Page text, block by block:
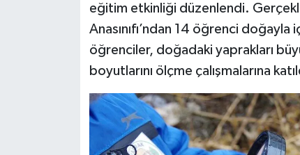
eğitim etkinliği düzenlendi.
Anasınıfı’ndan 14 öğrenci
öğrenciler, doğadaki yaprakları
boyutlarını ölçme çalışmalarına